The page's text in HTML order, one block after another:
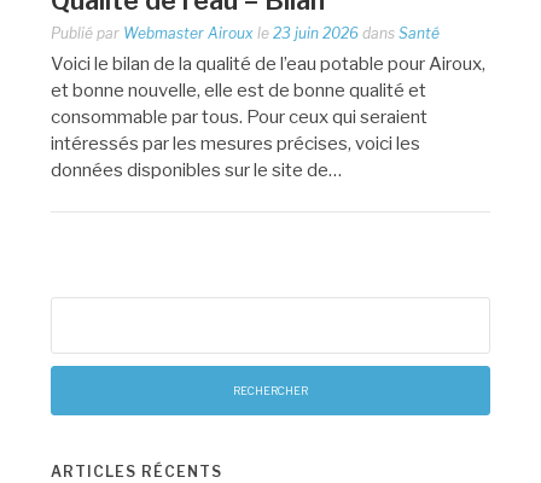
Publié par Webmaster Airoux le23 juin 2026 dansSanté
Voici le bilan de la qualité de l’eau potable pour Airoux,
et bonne nouvelle, elle est de bonne qualité et
consommable par tous. Pour ceux qui seraient
intéressés par les mesures précises, voici les
données disponibles sur le site de…
ARTICLES RÉCENTS